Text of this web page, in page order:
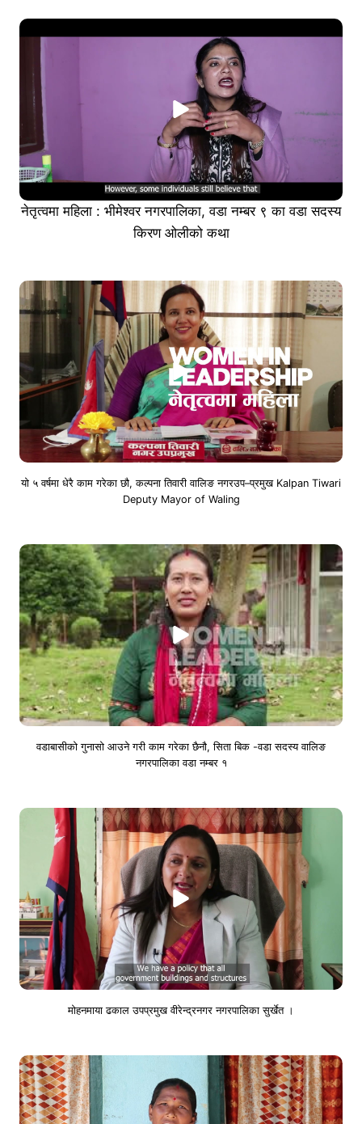
नेतृत्वमा महिला : भीमेश्वर नगरपालिका, वडा नम्बर ९ का वडा सदस्य
किरण ओलीको कथा
यो ५ वर्षमा धेरै काम गरेका छौ, कल्पना तिवारी वालिङ नगरउप–प्रमुख Kalpan Tiwari
Deputy Mayor of Waling
वडाबासीको गुनासो आउने गरी काम गरेका छैनौ, सिता बिक -वडा सदस्य वालिङ
नगरपालिका वडा नम्बर १
माेहनमाया ढकाल उपप्रमुख वीरेन्द्रनगर नगरपालिका सुर्खेत ।